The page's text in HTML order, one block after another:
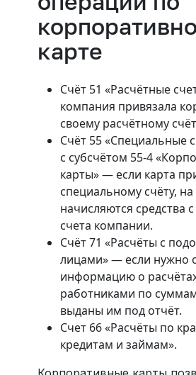
карте
Счёт 51 «Расчётные
компания привязала
своему расчётному
Счёт 55 «Специальные
с субсчётом 55-4
карты» — если карта
специальному счёту,
начисляются средства
счета компании.
Счёт 71 «Расчёты с
лицами» — если нужно
информацию о
работниками по
выданы им под отчёт.
Счет 66 «Расчёты по
кредитам и займам».